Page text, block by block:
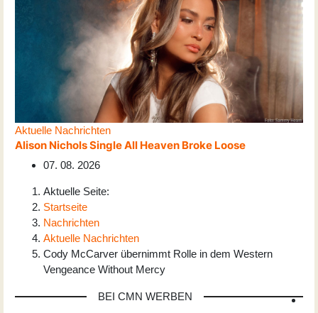
Aktuelle Nachrichten
Alison Nichols Single All Heaven Broke Loose
07. 08. 2026
Aktuelle Seite:
Startseite
Nachrichten
Aktuelle Nachrichten
Cody McCarver übernimmt Rolle in dem Western
Vengeance Without Mercy
BEI CMN WERBEN